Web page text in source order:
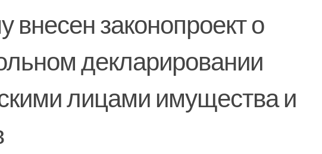
внесен законопроект о
декларировании
лицами имущества и